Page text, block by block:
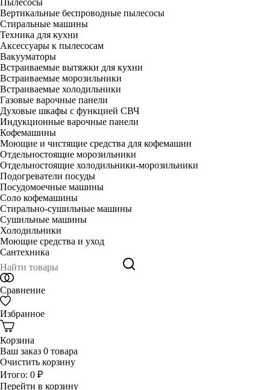
Пылесосы
Вертикальные беспроводные пылесосы
Стиральные машины
Техника для кухни
Аксессуары к пылесосам
Вакууматоры
Встраиваемые вытяжки для кухни
Встраиваемые морозильники
Встраиваемые холодильники
Газовые варочные панели
Духовые шкафы с функцией СВЧ
Индукционные варочные панели
Кофемашины
Моющие и чистящие средства для кофемашин
Отдельностоящие морозильники
Отдельностоящие холодильники-морозильники
Подогреватели посуды
Посудомоечные машины
Соло кофемашины
Стирально-сушильные машины
Сушильные машины
Холодильники
Моющие средства и уход
Сантехника
Сравнение
Избранное
Корзина
Ваш заказ 0 товара
Очистить корзину
Итого: 0 ₽
Перейти в корзину